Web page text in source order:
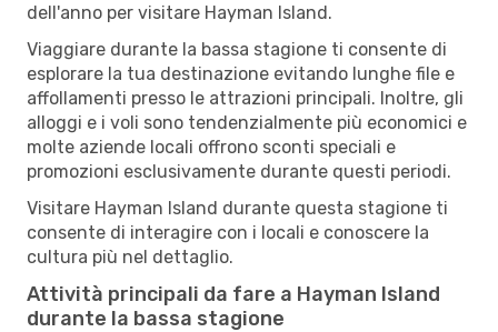
dell'anno per visitare Hayman Island.
Viaggiare durante la bassa stagione ti consente di
esplorare la tua destinazione evitando lunghe file e
affollamenti presso le attrazioni principali. Inoltre, gli
alloggi e i voli sono tendenzialmente più economici e
molte aziende locali offrono sconti speciali e
promozioni esclusivamente durante questi periodi.
Visitare Hayman Island durante questa stagione ti
consente di interagire con i locali e conoscere la
cultura più nel dettaglio.
Attività principali da fare a Hayman Island
durante la bassa stagione